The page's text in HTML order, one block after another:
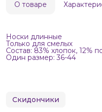
О товаре
Носки длинные
Только для смелых
Состав: 83% хлопок, 12%
Один размер: 36-44
Скидончики